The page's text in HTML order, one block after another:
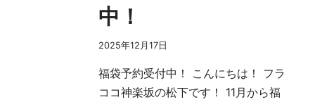
中！
2025年12月17日
福袋予約受付中！ こんにちは！ フラ
ココ神楽坂の松下です！ 11月から福